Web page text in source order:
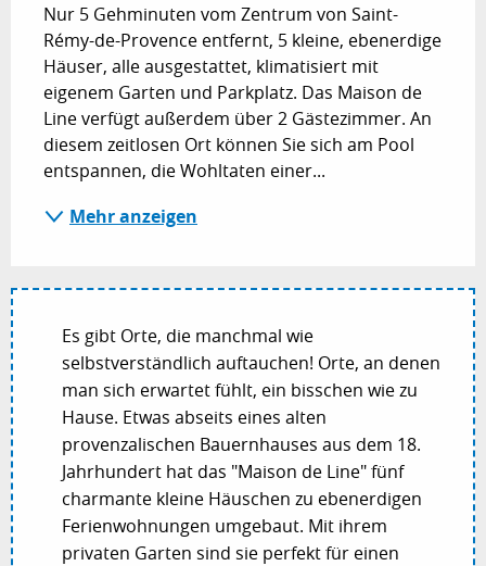
Nur 5 Gehminuten vom Zentrum von Saint-
Rémy-de-Provence entfernt, 5 kleine, ebenerdige
Häuser, alle ausgestattet, klimatisiert mit
eigenem Garten und Parkplatz. Das Maison de
Line verfügt außerdem über 2 Gästezimmer. An
diesem zeitlosen Ort können Sie sich am Pool
entspannen, die Wohltaten einer...
Mehr anzeigen
Es gibt Orte, die manchmal wie
selbstverständlich auftauchen! Orte, an denen
man sich erwartet fühlt, ein bisschen wie zu
Hause. Etwas abseits eines alten
provenzalischen Bauernhauses aus dem 18.
Jahrhundert hat das "Maison de Line" fünf
charmante kleine Häuschen zu ebenerdigen
Ferienwohnungen umgebaut. Mit ihrem
privaten Garten sind sie perfekt für einen